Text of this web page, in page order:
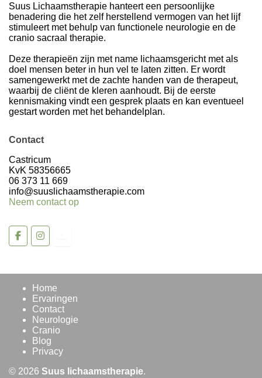
Suus Lichaamstherapie hanteert een persoonlijke
benadering die het zelf herstellend vermogen van het lijf
stimuleert met behulp van functionele neurologie en de
cranio sacraal therapie.
Deze therapieën zijn met name lichaamsgericht met als
doel mensen beter in hun vel te laten zitten. Er wordt
samengewerkt met de zachte handen van de therapeut,
waarbij de cliënt de kleren aanhoudt. Bij de eerste
kennismaking vindt een gesprek plaats en kan eventueel
gestart worden met het behandelplan.
Contact
Castricum
KvK 58356665
06 373 11 669
info@suuslichaamstherapie.com
Neem contact op
Home
Ervaringen
Contact
Neurologie
Cranio
Blog
Privacy
© 2026 Suus lichaamstherapie.